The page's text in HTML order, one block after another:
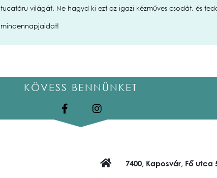
tucatáru világát. Ne hagyd ki ezt az igazi kézműves csodát, és
mindennapjaidat!
KÖVESS BENNÜNKET
7400, Kaposvár, Fő utca